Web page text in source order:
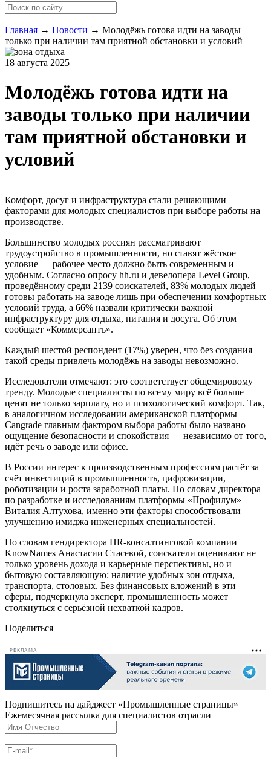
Главная → Новости → Молодёжь готова идти на заводы
только при наличии там приятной обстановки и условий
18 августа 2025
Молодёжь готова идти на
заводы только при наличии
там приятной обстановки и
условий
Комфорт, досуг и инфраструктура стали решающими
факторами для молодых специалистов при выборе работы на
производстве.
Большинство молодых россиян рассматривают
трудоустройство в промышленности, но ставят жёсткое
условие — рабочее место должно быть современным и
удобным. Согласно опросу hh.ru и девелопера Level Group,
проведённому среди 2139 соискателей, 83% молодых людей
готовы работать на заводе лишь при обеспечении комфортных
условий труда, а 66% назвали критически важной
инфраструктуру для отдыха, питания и досуга. Об этом
сообщает «Коммерсантъ».
Каждый шестой респондент (17%) уверен, что без создания
такой среды привлечь молодёжь на заводы невозможно.
Исследователи отмечают: это соответствует общемировому
тренду. Молодые специалисты по всему миру всё больше
ценят не только зарплату, но и психологический комфорт. Так,
в аналогичном исследовании американской платформы
Cangrade главным фактором выбора работы было названо
ощущение безопасности и спокойствия — независимо от того,
идёт речь о заводе или офисе.
В России интерес к производственным профессиям растёт за
счёт инвестиций в промышленность, цифровизации,
роботизации и роста заработной платы. По словам директора
по разработке и исследованиям платформы «Профилум»
Виталия Алтухова, именно эти факторы способствовали
улучшению имиджа инженерных специальностей.
По словам гендиректора HR-консалтинговой компании
KnowNames Анастасии Стасевой, соискатели оценивают не
только уровень дохода и карьерные перспективы, но и
бытовую составляющую: наличие удобных зон отдыха,
транспорта, столовых. Без финансовых вложений в эти
сферы, подчеркнула эксперт, промышленность может
столкнуться с серьёзной нехваткой кадров.
Поделиться
РЕКЛАМА
Подпишитесь на дайджест «Промышленные страницы»
Ежемесячная рассылка для специалистов отрасли